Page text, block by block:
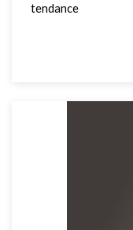
tendance